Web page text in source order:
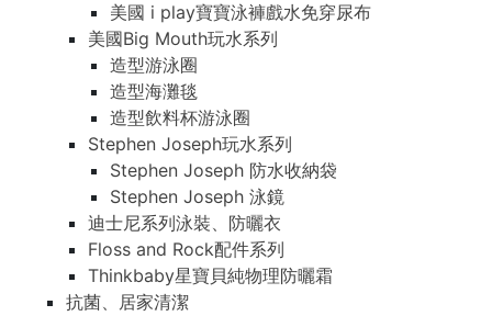
美國 i play寶寶泳褲戲水免穿尿布
美國Big Mouth玩水系列
造型游泳圈
造型海灘毯
造型飲料杯游泳圈
Stephen Joseph玩水系列
Stephen Joseph 防水收納袋
Stephen Joseph 泳鏡
迪士尼系列泳裝、防曬衣
Floss and Rock配件系列
Thinkbaby星寶貝純物理防曬霜
抗菌、居家清潔